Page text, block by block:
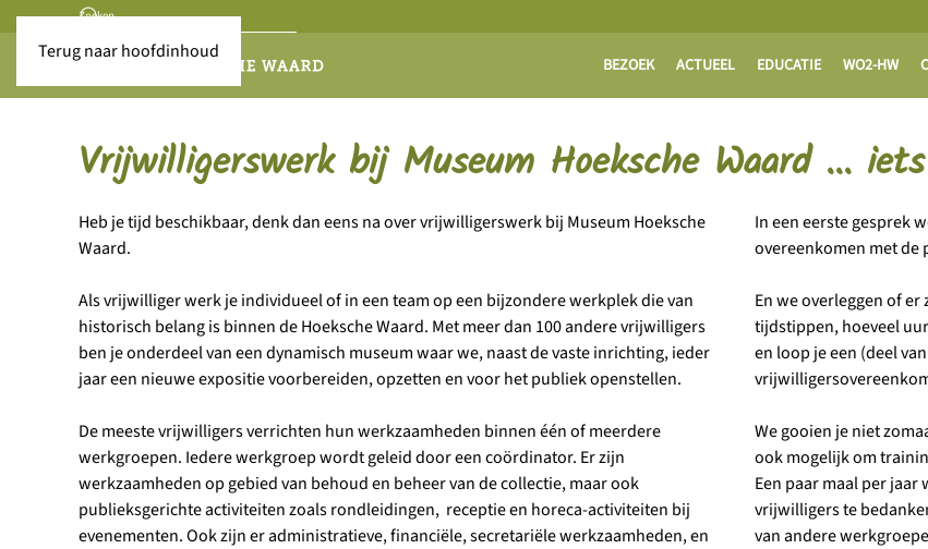
Terug naar hoofdinhoud
BEZOEK ACTUEEL EDUCATIE WO2-HW
Vrijwilligerswerk bij Museum Hoeksche Waard ...
Heb je tijd beschikbaar, denk dan eens na over vrijwilligerswerk bij Museum Hoeksche
Waard.
Als vrijwilliger werk je individueel of in een team op een bijzondere werkplek die van
historisch belang is binnen de Hoeksche Waard. Met meer dan 100 andere vrijwilligers
ben je onderdeel van een dynamisch museum waar we, naast de vaste inrichting, ieder
jaar een nieuwe expositie voorbereiden, opzetten en voor het publiek openstellen.
De meeste vrijwilligers verrichten hun werkzaamheden binnen één of meerdere
werkgroepen. Iedere werkgroep wordt geleid door een coördinator. Er zijn
werkzaamheden op gebied van behoud en beheer van de collectie, maar ook
publieksgerichte activiteiten zoals rondleidingen, receptie en horeca-activiteiten bij
evenementen. Ook zijn er administratieve, financiële, secretariële werkzaamheden, en
In een eerste gesprek
overeenkomen met de
En we overleggen of
tijdstippen, hoeveel
en loop je een (deel
We gooien je niet
ook mogelijk om
Een paar maal per
vrijwilligers te
van andere